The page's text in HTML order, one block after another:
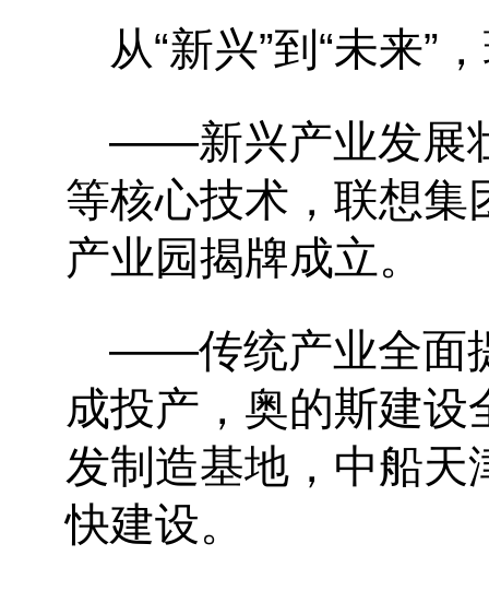
从“新兴”到“未来”
——新兴产业发展
等核心技术，联想集
产业园揭牌成立。
——传统产业全面
成投产，奥的斯建
发制造基地，中船天
快建设。